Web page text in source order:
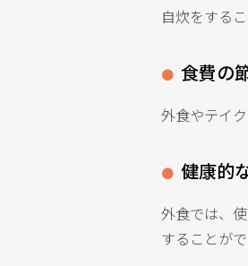
自炊をする
食費の
外食やテイ
健康的
外食では、
することがで